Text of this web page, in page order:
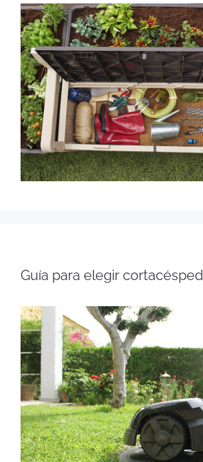
Guía para elegir cortacésped